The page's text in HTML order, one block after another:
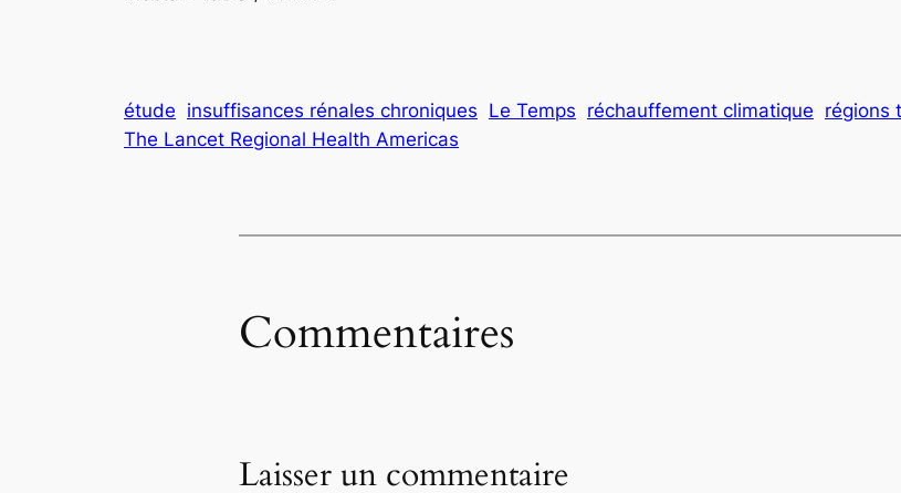
étude insuffisances rénales chroniques Le Temps réchauffement climatique régions
The Lancet Regional Health Americas
Commentaires
Laisser un commentaire